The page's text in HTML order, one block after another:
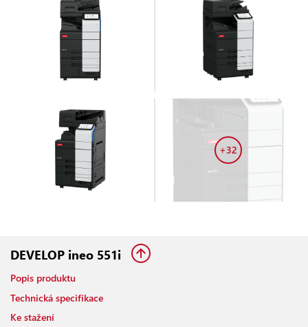
+32
DEVELOP ineo 551i
Popis produktu
Technická specifikace
Ke stažení